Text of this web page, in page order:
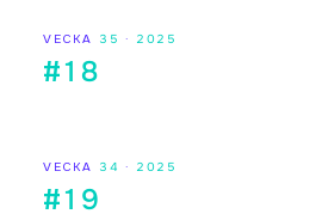
VECKA 35 · 2025
#18
VECKA 34 · 2025
#19